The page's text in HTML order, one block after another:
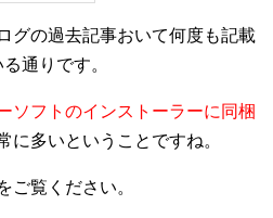
グの過去記事おいて何度も記載
通りです。
ソフトのインストーラーに同梱
に多いということですね。
ご覧ください。